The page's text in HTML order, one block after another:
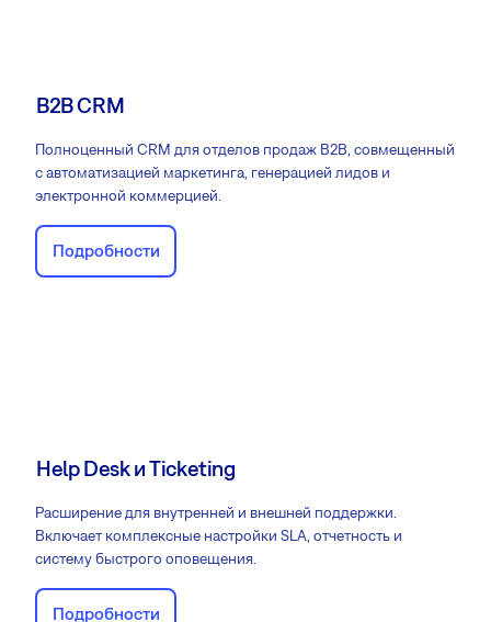
B2B CRM
Полноценный CRM для отделов продаж B2B, совмещенный
с автоматизацией маркетинга, генерацией лидов и
электронной коммерцией.
Подробности
Help Desk и Ticketing
Расширение для внутренней и внешней поддержки.
Включает комплексные настройки SLA, отчетность и
систему быстрого оповещения.
Подробности